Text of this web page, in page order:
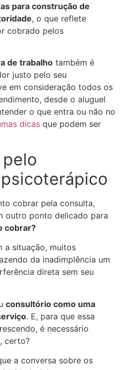
para construção de
, o que reflete
cobrado pelos
de trabalho também é
justo pelo seu
em consideração todos os
desde o aluguel
o que entra ou não no
dicas que podem ser
cobrar pela consulta,
outro ponto delicado para
cobrar?
a situação, muitos
da inadimplência um
direta sem seu
consultório como uma
. E, para que essa
é necessário
certo?
a conversa sobre os